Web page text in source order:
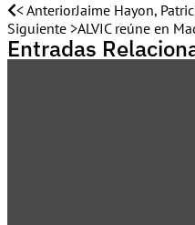
< AnteriorJaime Hayon,
Siguiente >ALVIC reúne en
Entradas